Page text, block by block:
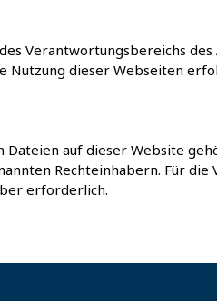
Verantwortungsbereichs des
dieser Webseiten
auf dieser Website
Rechteinhabern. Für
erforderlich.